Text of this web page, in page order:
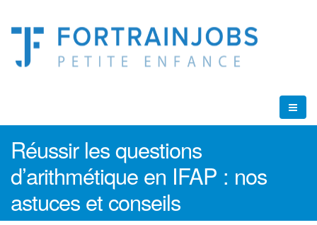
Réussir les questions
d’arithmétique en IFAP : nos
astuces et conseils